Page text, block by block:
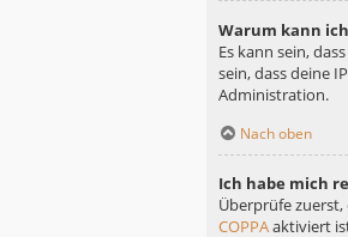
Warum kann
Es kann sein,
sein, dass deine
Administration.
Nach oben
Ich habe mich
Überprüfe
COPPAaktiviert